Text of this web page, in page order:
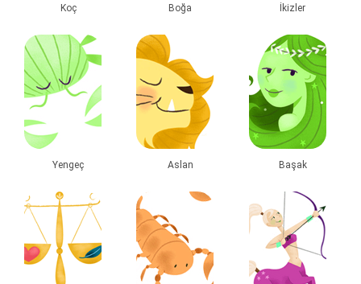
Koç Boğa İkizler
Yengeç Aslan Başak